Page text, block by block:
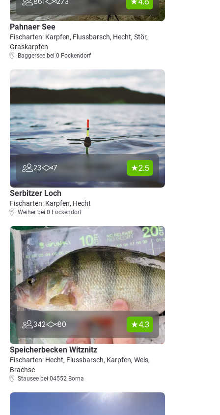
Pahnaer See
Fischarten: Karpfen, Flussbarsch, Hecht, Stör,
Graskarpfen
Baggersee bei 0 Fockendorf
23 7 2.5
Serbitzer Loch
Fischarten: Karpfen, Hecht
Weiher bei 0 Fockendorf
342 80 4.3
Speicherbecken Witznitz
Fischarten: Hecht, Flussbarsch, Karpfen, Wels,
Brachse
Stausee bei 04552 Borna